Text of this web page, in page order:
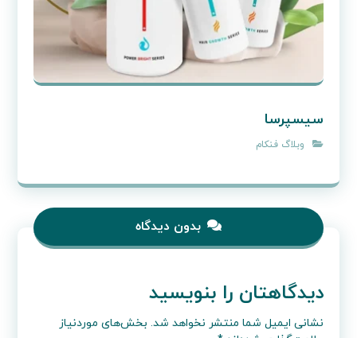
سیسپرسا
وبلاگ فنکام
بدون دیدگاه
دیدگاهتان را بنویسید
نشانی ایمیل شما منتشر نخواهد شد. بخش‌های موردنیاز